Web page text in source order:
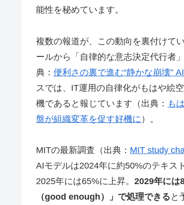
能性を秘めています。
複数の報道が、この動向を裏付けて
ールから「自律的な意志決定代行者
典： 便利さの裏で進む“静かな崩壊”
スでは、IT運用の自律化がもはや絵
機であると報じています（出典： も
盤が組織変革を促す好機に ）。
MITの最新調査（出典： MIT study
AIモデルは2024年に約50%のテキス
2025年には65%に上昇。 2029年には
（good enough）」で処理できる と